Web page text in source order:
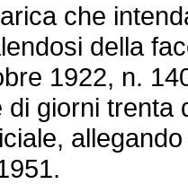
che
della
1922, n.
giorni